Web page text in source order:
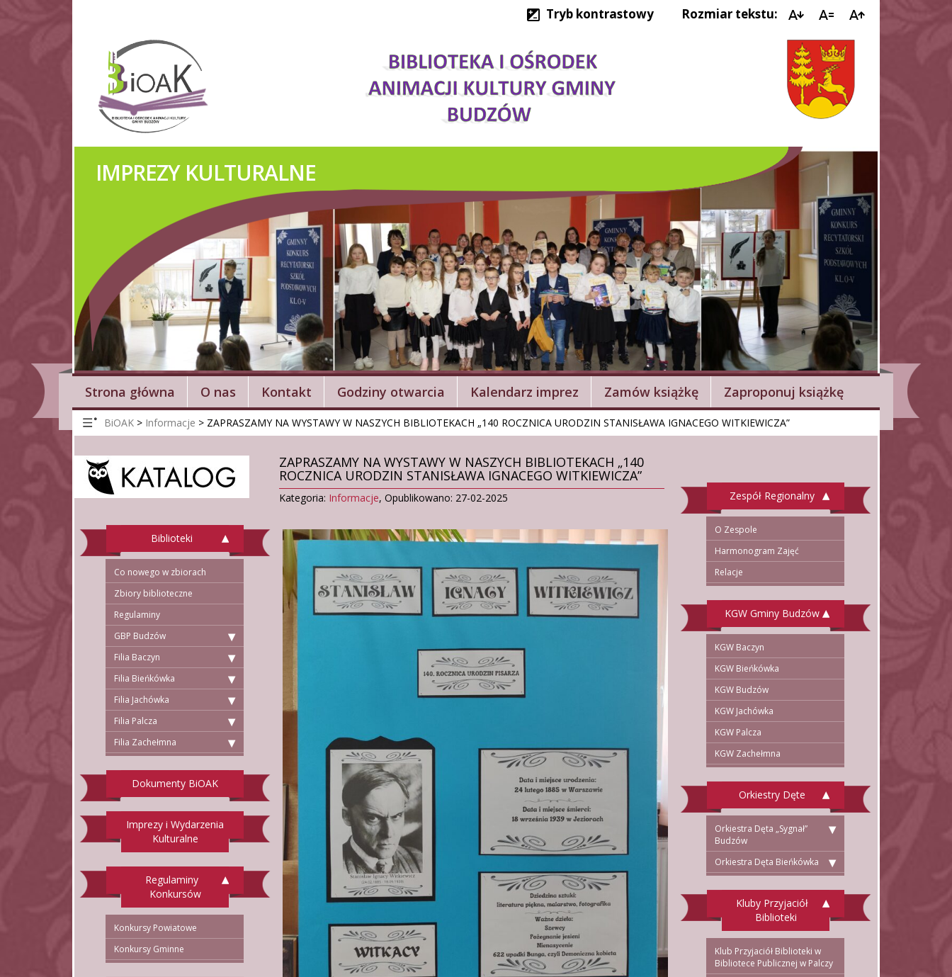
Tryb kontrastowy Rozmiar tekstu:
KOŁA GOSPODYŃ WIEJSKICH
Strona główna O nas Kontakt Godziny otwarcia Kalendarz imprez Zamów książkę Zaproponuj książkę
BiOAK > Informacje > ZAPRASZAMY NA WYSTAWY W NASZYCH BIBLIOTEKACH „140 ROCZNICA URODZIN STANISŁAWA IGNACEGO WITKIEWICZA”
Biblioteki
Co nowego w zbiorach
Zbiory biblioteczne
Regulaminy
GBP Budzów
Filia Baczyn
Filia Bieńkówka
Filia Jachówka
Filia Palcza
Filia Zachełmna
Dokumenty BiOAK
Imprezy i Wydarzenia
Kulturalne
Regulaminy
Konkursów
Konkursy Powiatowe
Konkursy Gminne
ZAPRASZAMY NA WYSTAWY W NASZYCH BIBLIOTEKACH „140
ROCZNICA URODZIN STANISŁAWA IGNACEGO WITKIEWICZA”
Kategoria: Informacje, Opublikowano: 27-02-2025 Zespół Regionalny
O Zespole
Harmonogram Zajęć
Relacje
KGW Gminy Budzów
KGW Baczyn
KGW Bieńkówka
KGW Budzów
KGW Jachówka
KGW Palcza
KGW Zachełmna
Orkiestry Dęte
Orkiestra Dęta „Sygnał”
Budzów
Orkiestra Dęta Bieńkówka
Kluby Przyjaciół
Biblioteki
Klub Przyjaciół Biblioteki w
Bibliotece Publicznej w Palczy